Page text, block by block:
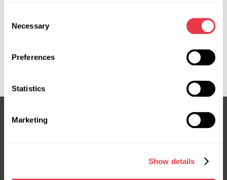
Selection
Necessary
Preferences
Statistics
Marketing
Show details
8200598432, 8200598436, 8200598437, 8200751219,
8200751234, 8200751237, 8200826806, 8200826807,
852014700, DSC0038L, JCR131, JCR167, JCR170, N67501S,
Suscribirse